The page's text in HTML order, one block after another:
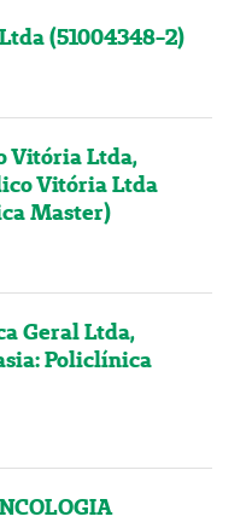
(51004348-2)
Vitória Ltda,
Vitória Ltda
Master)
Geral Ltda,
Policlínica